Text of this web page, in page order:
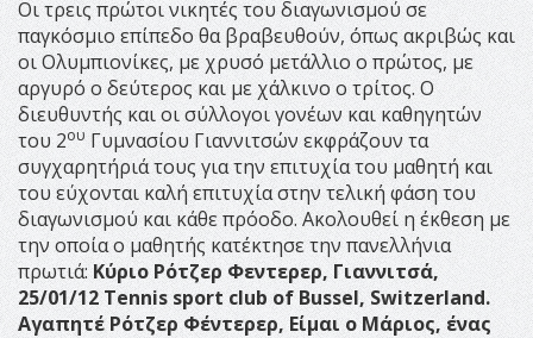
Οι τρεις πρώτοι νικητές του διαγωνισμού σε
παγκόσμιο επίπεδο θα βραβευθούν, όπως ακριβώς και
οι Ολυμπιονίκες, με χρυσό μετάλλιο ο πρώτος, με
αργυρό ο δεύτερος και με χάλκινο ο τρίτος. Ο
διευθυντής και οι σύλλογοι γονέων και καθηγητών
του 2ουΓυμνασίου Γιαννιτσών εκφράζουν τα
συγχαρητήριά τους για την επιτυχία του μαθητή και
του εύχονται καλή επιτυχία στην τελική φάση του
διαγωνισμού και κάθε πρόοδο. Ακολουθεί η έκθεση με
την οποία ο μαθητής κατέκτησε την πανελλήνια
πρωτιά: ΚύριοΡότζερΦεντερερ, Γιαννιτσά,
25/01/12 Tennis sport club of Bussel, Switzerland.
Αγαπητέ Ρότζερ Φέντερερ, Είμαι ο Μάριος, ένας